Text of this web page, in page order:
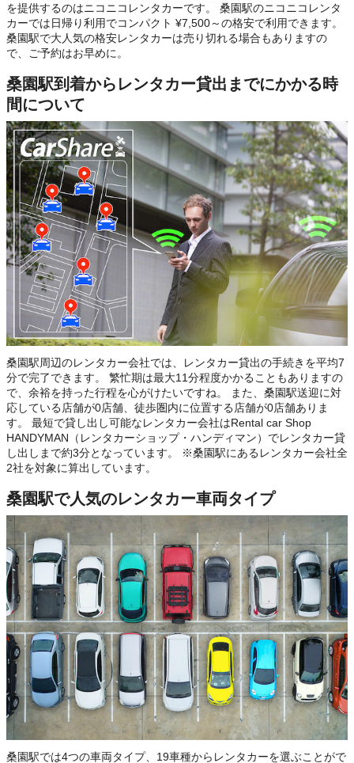
を提供するのはニコニコレンタカーです。 桑園駅のニコニコレンタ
カーでは日帰り利用でコンパクト ¥7,500～の格安で利用できます。
桑園駅で大人気の格安レンタカーは売り切れる場合もありますの
で、ご予約はお早めに。
桑園駅到着からレンタカー貸出までにかかる時
間について
桑園駅周辺のレンタカー会社では、レンタカー貸出の手続きを平均7
分で完了できます。 繁忙期は最大11分程度かかることもありますの
で、余裕を持った行程を心がけたいですね。 また、桑園駅送迎に対
応している店舗が0店舗、徒歩圏内に位置する店舗が0店舗ありま
す。 最短で貸し出し可能なレンタカー会社はRental car Shop
HANDYMAN（レンタカーショップ・ハンディマン）でレンタカー貸
し出しまで約3分となっています。 ※桑園駅にあるレンタカー会社全
2社を対象に算出しています。
桑園駅で人気のレンタカー車両タイプ
桑園駅では4つの車両タイプ、19車種からレンタカーを選ぶことがで